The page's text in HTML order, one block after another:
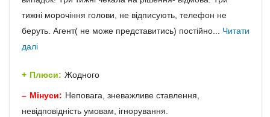
тижні морочіння голови, не відписують, телефон не
беруть. Агент( не може представитись) постійно... Читати
далі
Плюси: Жодного
Мінуси: Неповага, зневажливе ставлення,
невідповідність умовам, ігнорування.